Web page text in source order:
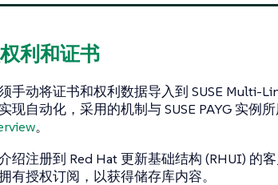
利和证书
手动将证书和权利数据导入到 SUSE Multi-
现自动化，采用的机制与 SUSE PAYG 实例
。
绍注册到 Red Hat 更新基础结构 (RHUI) 的
有授权订阅，以获得储存库内容。